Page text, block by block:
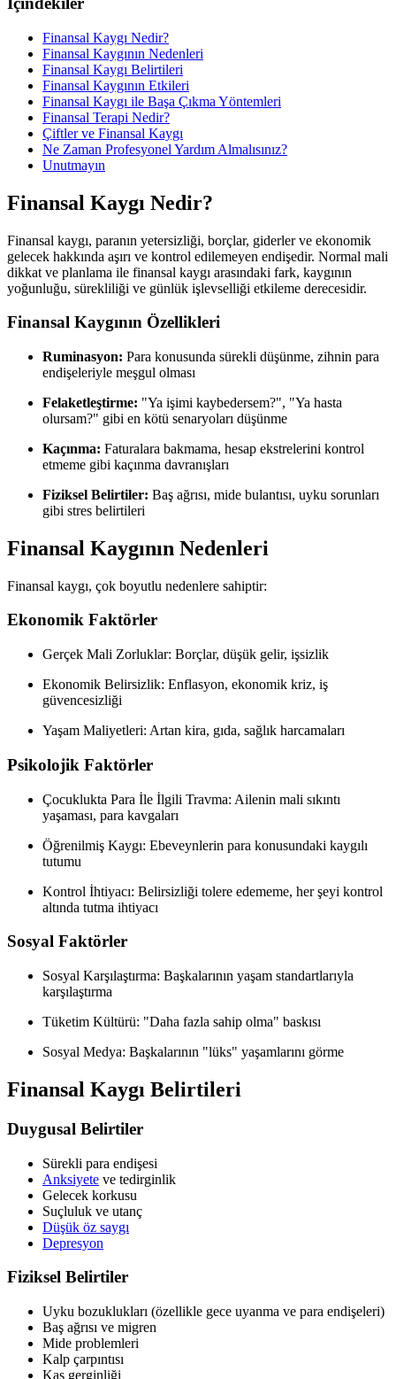
Finansal Kaygı Nedir?
Finansal Kaygının Nedenleri
Finansal Kaygı Belirtileri
Finansal Kaygının Etkileri
Finansal Kaygı ile Başa Çıkma Yöntemleri
Finansal Terapi Nedir?
Çiftler ve Finansal Kaygı
Ne Zaman Profesyonel Yardım Almalısınız?
Unutmayın
Finansal Kaygı Nedir?
Finansal kaygı, paranın yetersizliği, borçlar, giderler ve ekonomik
gelecek hakkında aşırı ve kontrol edilemeyen endişedir. Normal mali
dikkat ve planlama ile finansal kaygı arasındaki fark, kaygının
yoğunluğu, sürekliliği ve günlük işlevselliği etkileme derecesidir.
Finansal Kaygının Özellikleri
Ruminasyon: Para konusunda sürekli düşünme, zihnin para
endişeleriyle meşgul olması
Felaketleştirme: "Ya işimi kaybedersem?", "Ya hasta
olursam?" gibi en kötü senaryoları düşünme
Kaçınma: Faturalara bakmama, hesap ekstrelerini kontrol
etmeme gibi kaçınma davranışları
Fiziksel Belirtiler: Baş ağrısı, mide bulantısı, uyku sorunları
gibi stres belirtileri
Finansal Kaygının Nedenleri
Finansal kaygı, çok boyutlu nedenlere sahiptir:
Ekonomik Faktörler
Gerçek Mali Zorluklar: Borçlar, düşük gelir, işsizlik
Ekonomik Belirsizlik: Enflasyon, ekonomik kriz, iş
güvencesizliği
Yaşam Maliyetleri: Artan kira, gıda, sağlık harcamaları
Psikolojik Faktörler
Çocuklukta Para İle İlgili Travma: Ailenin mali sıkıntı
yaşaması, para kavgaları
Öğrenilmiş Kaygı: Ebeveynlerin para konusundaki kaygılı
tutumu
Kontrol İhtiyacı: Belirsizliği tolere edememe, her şeyi kontrol
altında tutma ihtiyacı
Sosyal Faktörler
Sosyal Karşılaştırma: Başkalarının yaşam standartlarıyla
karşılaştırma
Tüketim Kültürü: "Daha fazla sahip olma" baskısı
Sosyal Medya: Başkalarının "lüks" yaşamlarını görme
Finansal Kaygı Belirtileri
Duygusal Belirtiler
Sürekli para endişesi
Anksiyete ve tedirginlik
Gelecek korkusu
Suçluluk ve utanç
Düşük öz saygı
Depresyon
Fiziksel Belirtiler
Uyku bozuklukları (özellikle gece uyanma ve para endişeleri)
Baş ağrısı ve migren
Mide problemleri
Kalp çarpıntısı
Kas gerginliği